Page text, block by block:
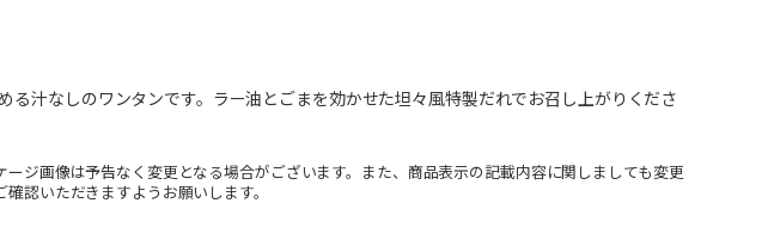
汁なしのワンタンです。ラー油とごまを効かせた坦々風特製だれでお召し上がりくださ
ジ画像は予告なく変更となる場合がございます。また、商品表示の記載内容に関しましても変更
認いただきますようお願いします。